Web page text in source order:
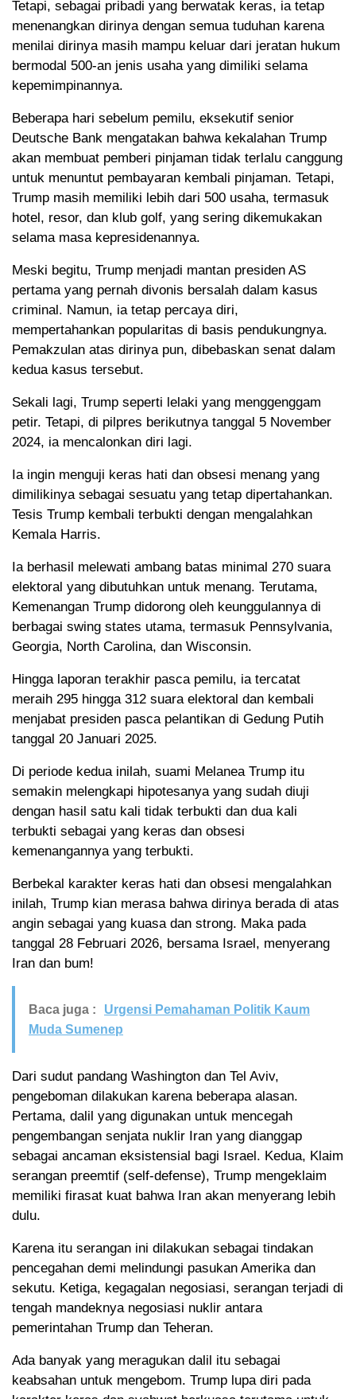
Tetapi, sebagai pribadi yang berwatak keras, ia tetap
menenangkan dirinya dengan semua tuduhan karena
menilai dirinya masih mampu keluar dari jeratan hukum
bermodal 500-an jenis usaha yang dimiliki selama
kepemimpinannya.
Beberapa hari sebelum pemilu, eksekutif senior
Deutsche Bank mengatakan bahwa kekalahan Trump
akan membuat pemberi pinjaman tidak terlalu canggung
untuk menuntut pembayaran kembali pinjaman. Tetapi,
Trump masih memiliki lebih dari 500 usaha, termasuk
hotel, resor, dan klub golf, yang sering dikemukakan
selama masa kepresidenannya.
Meski begitu, Trump menjadi mantan presiden AS
pertama yang pernah divonis bersalah dalam kasus
criminal. Namun, ia tetap percaya diri,
mempertahankan popularitas di basis pendukungnya.
Pemakzulan atas dirinya pun, dibebaskan senat dalam
kedua kasus tersebut.
Sekali lagi, Trump seperti lelaki yang menggenggam
petir. Tetapi, di pilpres berikutnya tanggal 5 November
2024, ia mencalonkan diri lagi.
Ia ingin menguji keras hati dan obsesi menang yang
dimilikinya sebagai sesuatu yang tetap dipertahankan.
Tesis Trump kembali terbukti dengan mengalahkan
Kemala Harris.
Ia berhasil melewati ambang batas minimal 270 suara
elektoral yang dibutuhkan untuk menang. Terutama,
Kemenangan Trump didorong oleh keunggulannya di
berbagai swing states utama, termasuk Pennsylvania,
Georgia, North Carolina, dan Wisconsin.
Hingga laporan terakhir pasca pemilu, ia tercatat
meraih 295 hingga 312 suara elektoral dan kembali
menjabat presiden pasca pelantikan di Gedung Putih
tanggal 20 Januari 2025.
Di periode kedua inilah, suami Melanea Trump itu
semakin melengkapi hipotesanya yang sudah diuji
dengan hasil satu kali tidak terbukti dan dua kali
terbukti sebagai yang keras dan obsesi
kemenangannya yang terbukti.
Berbekal karakter keras hati dan obsesi mengalahkan
inilah, Trump kian merasa bahwa dirinya berada di atas
angin sebagai yang kuasa dan strong. Maka pada
tanggal 28 Februari 2026, bersama Israel, menyerang
Iran dan bum!
Baca juga :
Urgensi Pemahaman Politik Kaum
Muda Sumenep
Dari sudut pandang Washington dan Tel Aviv,
pengeboman dilakukan karena beberapa alasan.
Pertama, dalil yang digunakan untuk mencegah
pengembangan senjata nuklir Iran yang dianggap
sebagai ancaman eksistensial bagi Israel. Kedua, Klaim
serangan preemtif (self-defense), Trump mengeklaim
memiliki firasat kuat bahwa Iran akan menyerang lebih
dulu.
Karena itu serangan ini dilakukan sebagai tindakan
pencegahan demi melindungi pasukan Amerika dan
sekutu. Ketiga, kegagalan negosiasi, serangan terjadi di
tengah mandeknya negosiasi nuklir antara
pemerintahan Trump dan Teheran.
Ada banyak yang meragukan dalil itu sebagai
keabsahan untuk mengebom. Trump lupa diri pada